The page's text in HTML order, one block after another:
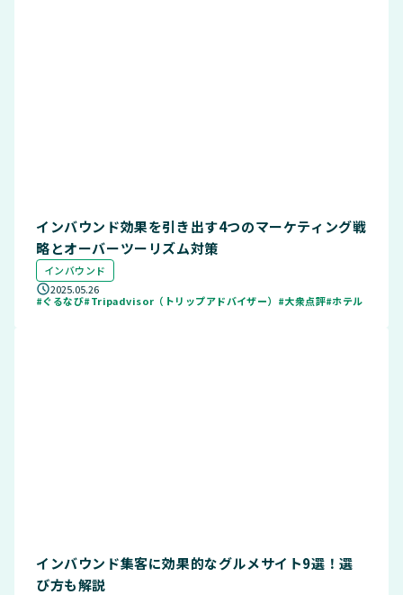
インバウンド効果を引き出す4つのマーケティング戦
略とオーバーツーリズム対策
インバウンド
2025.05.26
#ぐるなび#Tripadvisor（トリップアドバイザー） #大衆点評#ホテル
インバウンド集客に効果的なグルメサイト9選！選
び方も解説